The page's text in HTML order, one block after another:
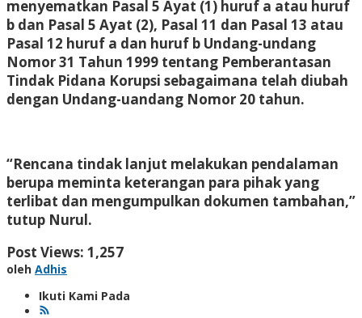
menyematkan Pasal 5 Ayat (1) huruf a atau huruf
b dan Pasal 5 Ayat (2), Pasal 11 dan Pasal 13 atau
Pasal 12 huruf a dan huruf b Undang-undang
Nomor 31 Tahun 1999 tentang Pemberantasan
Tindak Pidana Korupsi sebagaimana telah diubah
dengan Undang-uandang Nomor 20 tahun.
“Rencana tindak lanjut melakukan pendalaman
berupa meminta keterangan para pihak yang
terlibat dan mengumpulkan dokumen tambahan,”
tutup Nurul.
Post Views: 1,257
oleh Adhis
Ikuti Kami Pada